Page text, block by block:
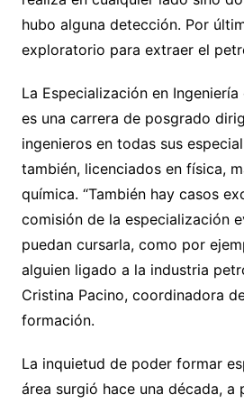
hubo alguna detección. Por
exploratorio para extraer el
La Especialización en
es una carrera de posgrado
ingenieros en todas sus
también, licenciados en física,
química. “También hay casos
comisión de la especialización
puedan cursarla, como por
alguien ligado a la industria
Cristina Pacino, coordinadora
formación.
La inquietud de poder formar
área surgió hace una década, a